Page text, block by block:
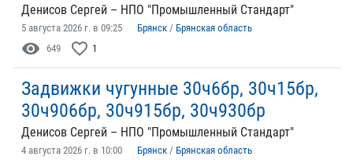
Денисов Сергей – НПО "Промышленный Стандарт"
5 августа 2026 г. в 09:25 Брянск / Брянская область
visibility 649 favorite_border 1
Задвижки чугунные 30ч6бр, 30ч15бр,
30ч906бр, 30ч915бр, 30ч930бр
Денисов Сергей – НПО "Промышленный Стандарт"
4 августа 2026 г. в 10:00 Брянск / Брянская область